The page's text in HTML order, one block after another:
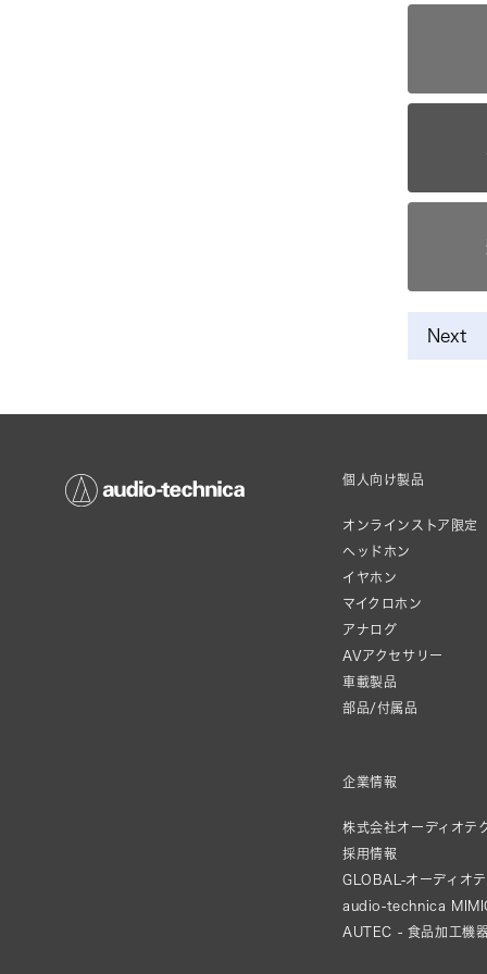
Next
個人向け製品
オンラインストア限定
ヘッドホン
イヤホン
マイクロホン
アナログ
AVアクセサリー
車載製品
部品/付属品
企業情報
株式会社オーディオテ
採用情報
GLOBAL-オーディオ
audio-technica
AUTEC - 食品加工機